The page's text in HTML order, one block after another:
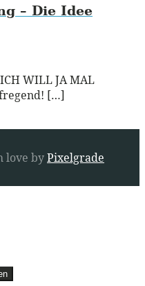
– Die Idee
WILL JA MAL
[…]
love byPixelgrade